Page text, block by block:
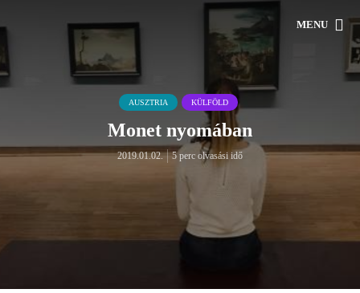
MENU
AUSZTRIA KÜLFÖLD
Monet nyomában
2019.01.02. 5 perc olvasási idő